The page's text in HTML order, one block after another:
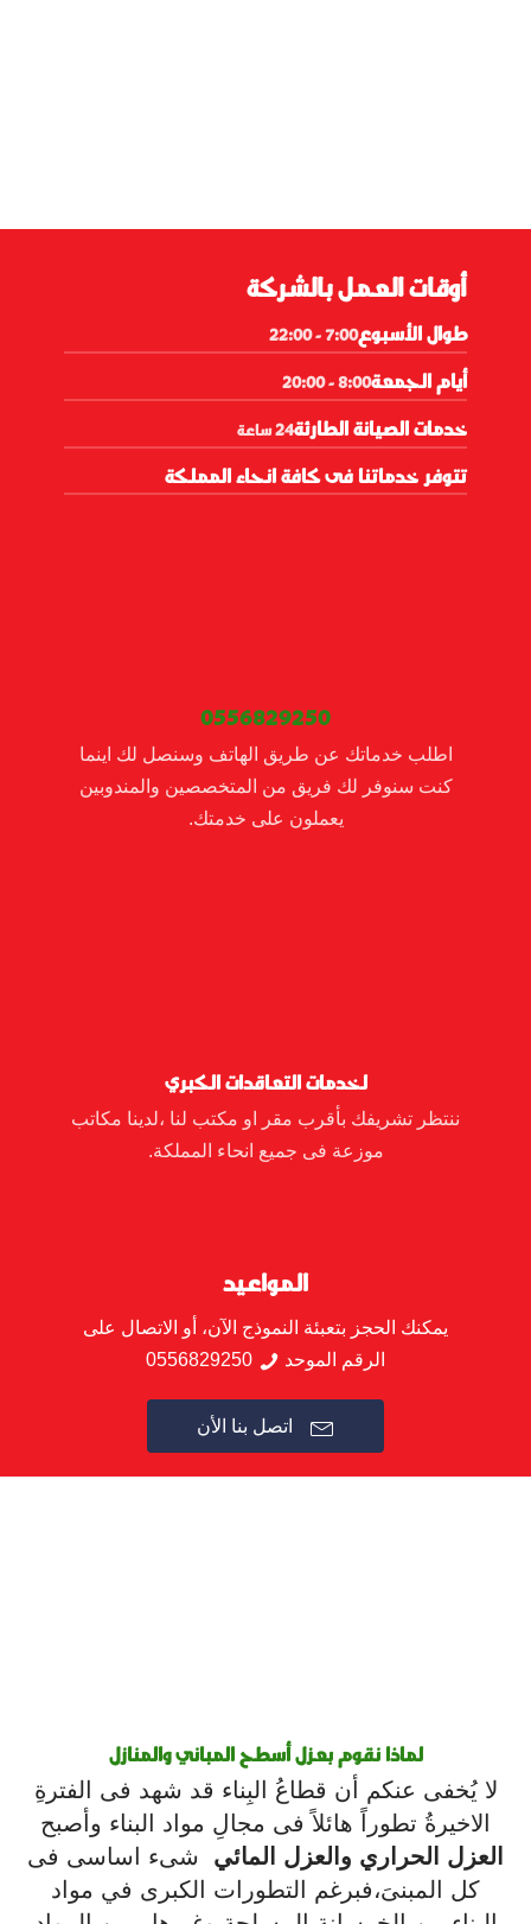
أوقات العمل بالشركة
طوال الأسبوع7:00 - 22:00
أيام الجمعة8:00 - 20:00
خدمات الصيانة الطارئة24 ساعة
تتوفر خدماتنا فى كافة انحاء المملكة
0556829250
اطلب خدماتك عن طريق الهاتف وسنصل لك اينما
كنت سنوفر لك فريق من المتخصصين والمندوبين
يعملون على خدمتك.
لخدمات التعاقدات الكبري
ننتظر تشريفك بأقرب مقر او مكتب لنا ،لدينا مكاتب
موزعة فى جميع انحاء المملكة.
المواعيد
يمكنك الحجز بتعبئة النموذج الآن، أو الاتصال على
الرقم الموحد
0556829250
 اتصل بنا الأن
لماذا نقوم بعزل أسطح المباني والمنازل
لا يُخفى عنكم أن قطاعُ البِناء قد شهد فى الفترةِ
الاخيرةُ تطوراً هائلاً فى مجالِ مواد البناء وأصبح
العزل الحراري والعزل المائي
شىء اساسى فى
كل المبنىَ،فبرغم التطورات الكبرى في مواد